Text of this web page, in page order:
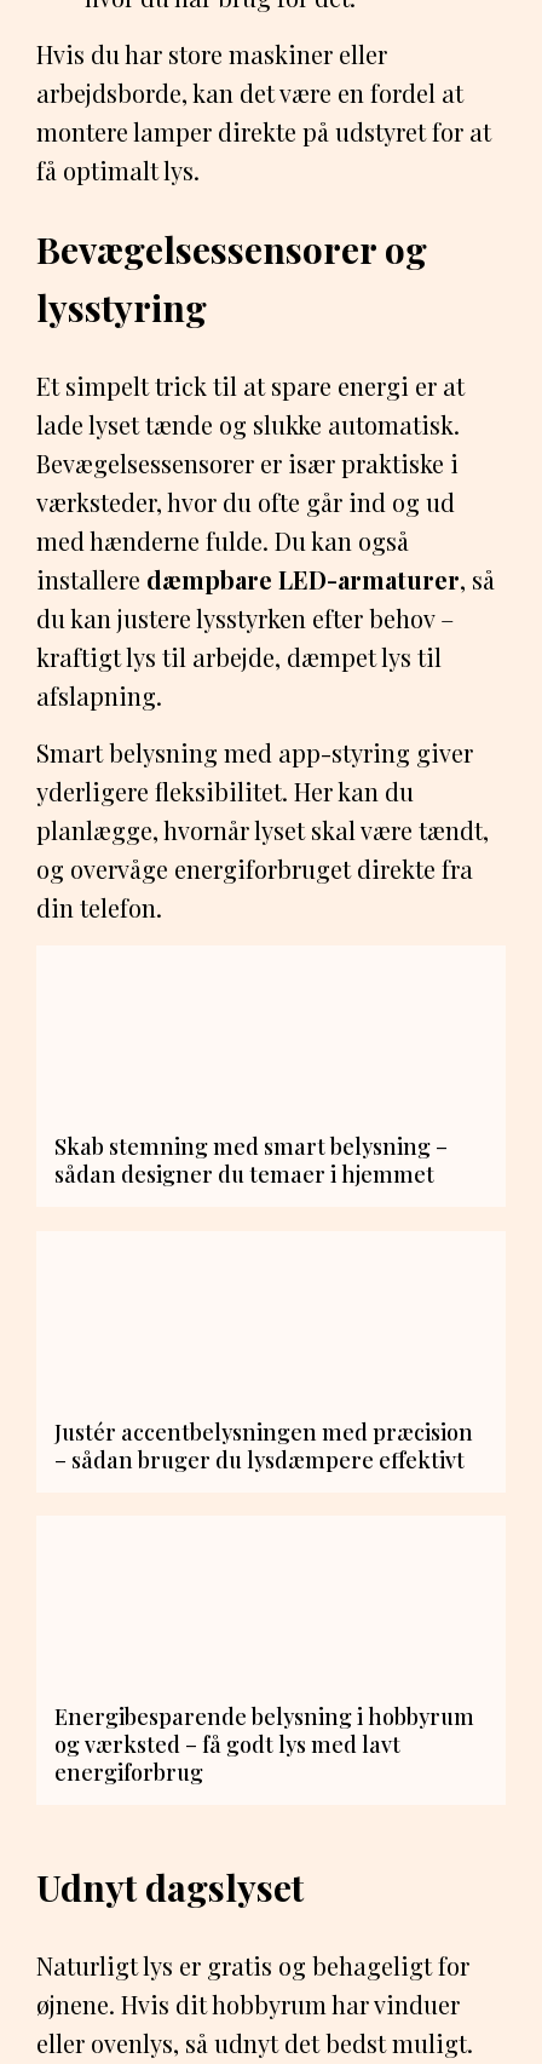
Hvis du har store maskiner eller
arbejdsborde, kan det være en fordel at
montere lamper direkte på udstyret for at
få optimalt lys.
Bevægelsessensorer og
lysstyring
Et simpelt trick til at spare energi er at
lade lyset tænde og slukke automatisk.
Bevægelsessensorer er især praktiske i
værksteder, hvor du ofte går ind og ud
med hænderne fulde. Du kan også
installere dæmpbare LED-armaturer, så
du kan justere lysstyrken efter behov –
kraftigt lys til arbejde, dæmpet lys til
afslapning.
Smart belysning med app-styring giver
yderligere fleksibilitet. Her kan du
planlægge, hvornår lyset skal være tændt,
og overvåge energiforbruget direkte fra
din telefon.
Skab stemning med smart belysning –
sådan designer du temaer i hjemmet
Justér accentbelysningen med præcision
– sådan bruger du lysdæmpere effektivt
Energibesparende belysning i hobbyrum
og værksted – få godt lys med lavt
energiforbrug
Udnyt dagslyset
Naturligt lys er gratis og behageligt for
øjnene. Hvis dit hobbyrum har vinduer
eller ovenlys, så udnyt det bedst muligt.